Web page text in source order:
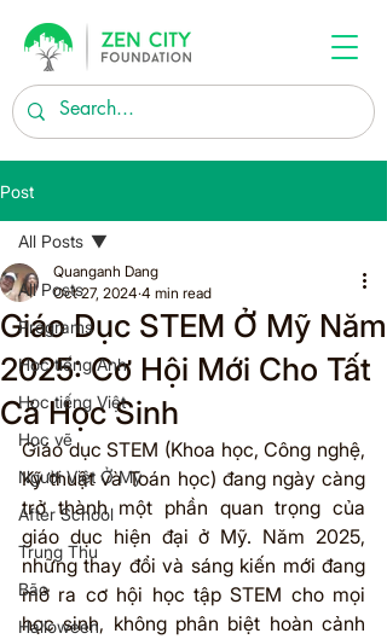
Post
All Posts
Programs
Học tiếng Anh
Học tiếng Việt
Học vẽ
Người Việt Ở Mỹ
After School
Trung Thu
Bão
Halloween
All Posts
Giáo Dục STEM Ở Mỹ Năm
2025: Cơ Hội Mới Cho Tất
Cả Học Sinh
Quanganh Dang
Oct 27, 2024 4 min read
Giáo dục STEM (Khoa học, Công nghệ,
Kỹ thuật và Toán học) đang ngày càng
trở thành một phần quan trọng của
giáo dục hiện đại ở Mỹ. Năm 2025,
những thay đổi và sáng kiến mới đang
mở ra cơ hội học tập STEM cho mọi
học sinh, không phân biệt hoàn cảnh